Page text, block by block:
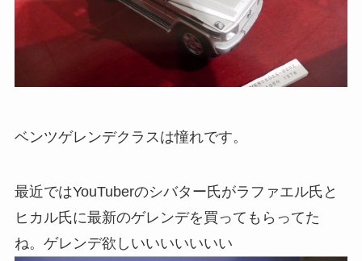
ベンツゲレンデクラスは憧れです。
最近ではYouTuberのシバター氏がラファエル氏と
ヒカル氏に最新のゲレンデを買ってもらってた
ね。ゲレンデ欲しいいいいいいい